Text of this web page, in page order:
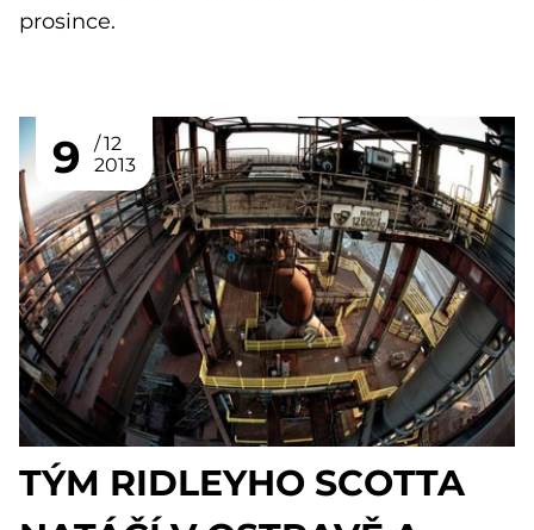
prosince.
9
12
2013
TÝM RIDLEYHO SCOTTA